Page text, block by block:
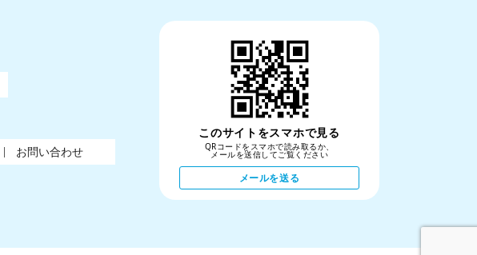
お問い合わせ
このサイトをスマホで見る
QRコードをスマホで読み取るか、
メールを送信してご覧ください
メールを送る